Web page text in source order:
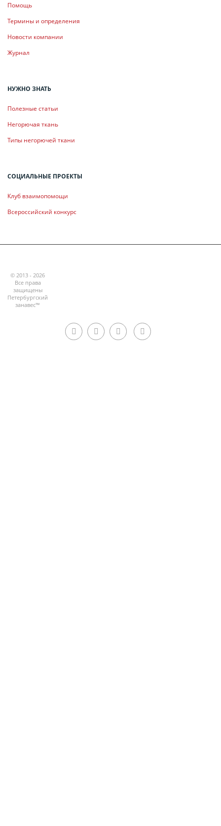
Помощь
Термины и определения
Новости компании
Журнал
НУЖНО ЗНАТЬ
Полезные статьи
Негорючая ткань
Типы негорючей ткани
СОЦИАЛЬНЫЕ ПРОЕКТЫ
Клуб взаимопомощи
Всероссийский конкурс
© 2013 - 2026
Все права
защищены
Петербургский
занавес™